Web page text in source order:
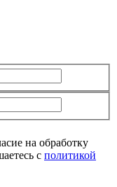
на обработку
с политикой